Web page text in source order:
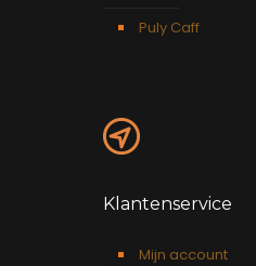
Puly Caff
Klantenservice
Mijn account